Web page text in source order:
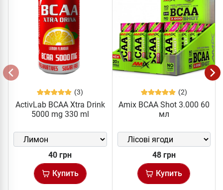
(3)
ActivLab BCAA Xtra Drink
5000 mg 330 ml
40 грн
Купить
(2)
Amix BCAA Shot 3.000 60
мл
48 грн
Купить